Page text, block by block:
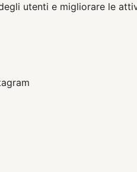
utenti e migliorare le